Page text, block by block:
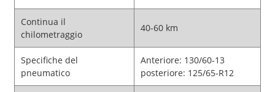
Continua il
chilometraggio
40-60 km
Specifiche del
pneumatico
Anteriore: 130/60-13
posteriore: 125/65-R12